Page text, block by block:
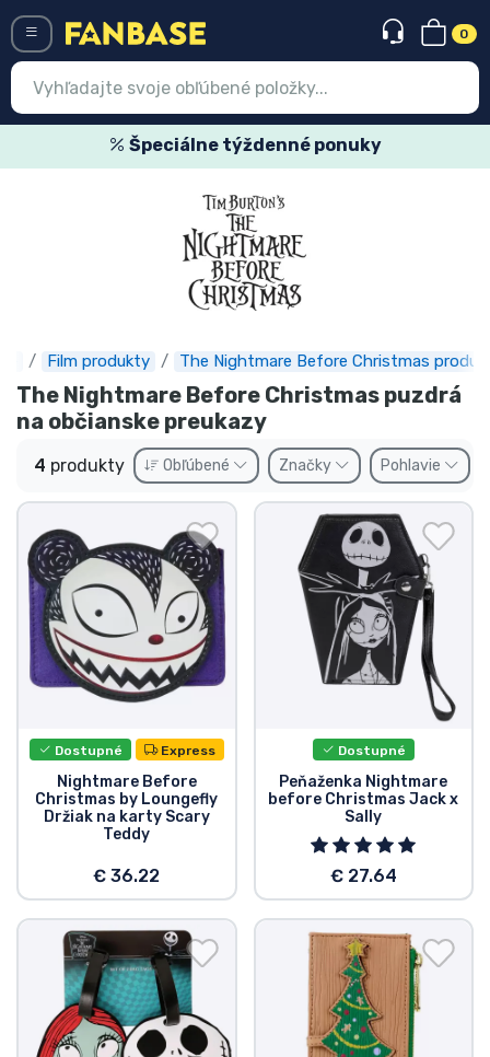
0
Špeciálne týždenné ponuky
Film produkty The Nightmare Before Christmas
The Nightmare Before Christmas puzdrá
na občianske preukazy
4 produkty Obľúbené Značky Pohlavie
Dostupné Express
Nightmare Before
Christmas by Loungefly
Držiak na karty Scary
Teddy
€ 36.22
Dostupné
Peňaženka Nightmare
before Christmas Jack x
Sally
€ 27.64
Expresná preprava
Predobjednávky
Outlet produkty
Preprava a platba
Zoradiť podľa série
Zoradiť podľa filmov
Zoradiť podľa karikatúry
Zoradiť podľa Anime
Zoradiť podľa hier
Zoradiť podľa športu
Zoradiť podľa hudby
Typy výrobkov